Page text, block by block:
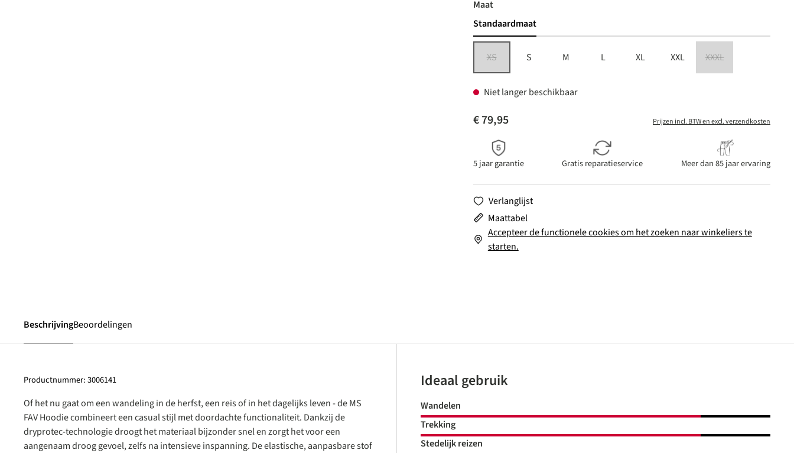
Maatauswählen
Standaardmaat
XS(Deze optie is momenteel niet beschikbaar.)
S M L XL XXL XXXL
Niet langer beschikbaar
€ 79,95 Prijzen incl. BTW en excl. verzendkosten
5 jaar garantie Gratis reparatieservice Meer dan 85 jaar ervaring
Verlanglijst
Maattabel
Accepteer de functionele cookies om het zoeken naar winkeliers te
starten.
BeschrijvingBeoordelingen
Productnummer:3006141
Of het nu gaat om een wandeling in de herfst, een reis of in het dagelijks leven - de MS
FAV Hoodie combineert een casual stijl met doordachte functionaliteit. Dankzij de
dryprotec-technologie droogt het materiaal bijzonder snel en zorgt het voor een
aangenaam droog gevoel, zelfs na intensieve inspanning. De elastische, aanpasbare stof
Ideaal gebruik
Wandelen
Trekking
Stedelijk reizen